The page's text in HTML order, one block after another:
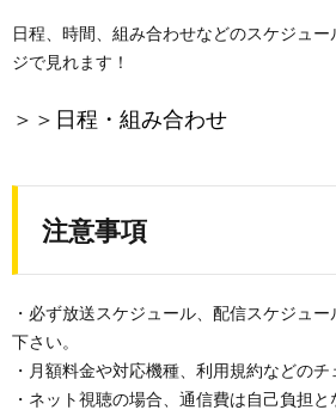
日程、時間、組み合わせなどのスケジュ
ジで見れます！
＞＞ 日程・組み合わせ
注意事項
・必ず放送スケジュール、配信スケジュ
下さい。
・月額料金や対応機種、利用規約などのチ
・ネット視聴の場合、通信費は自己負担